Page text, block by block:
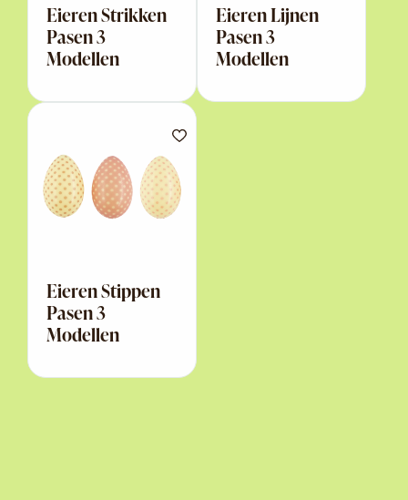
Eieren Strikken
Pasen 3
Modellen
Eieren Lijnen
Pasen 3
Modellen
Eieren Stippen
Pasen 3
Modellen